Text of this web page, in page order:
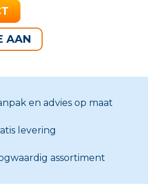
AAN
en advies op maat
levering
assortiment